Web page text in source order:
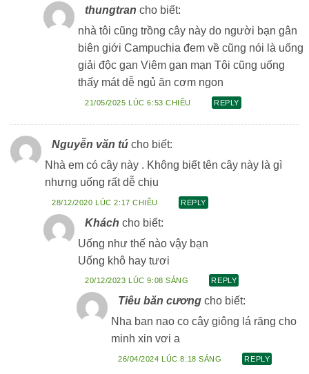
thungtran cho biết:
nhà tôi cũng trồng cây này do người bạn gân
biên giới Campuchia đem về cũng nói là uống
giải độc gan Viêm gan mạn Tôi cũng uống
thấy mát dễ ngủ ăn cơm ngon
21/05/2025 LÚC 6:53 CHIỀU REPLY
Nguyễn văn tú cho biết:
Nhà em có cây này . Không biết tên cây này là gì
nhưng uống rất dễ chịu
28/12/2020 LÚC 2:17 CHIỀU REPLY
Khách cho biết:
Uống như thế nào vậy bạn
Uống khô hay tươi
20/12/2023 LÚC 9:08 SÁNG REPLY
Tiêu băn cương cho biết:
Nha ban nao co cây giông lá răng cho
minh xin vơi a
26/04/2024 LÚC 8:18 SÁNG REPLY